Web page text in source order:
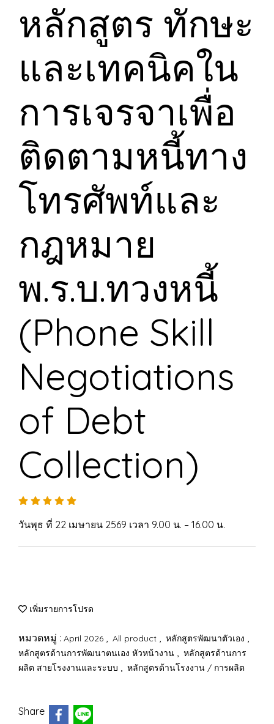
หลักสูตร ทักษะ
และเทคนิคใน
การเจรจาเพื่อ
ติดตามหนี้ทาง
โทรศัพท์และ
กฎหมาย
พ.ร.บ.ทวงหนี้
(Phone Skill
Negotiations
of Debt
Collection)
วันพุธ ที่ 22 เมษายน 2569 เวลา 9.00 น. – 16.00 น.
เพิ่มรายการโปรด
หมวดหมู่ : April 2026 , All product , หลักสูตรพัฒนาตัวเอง ,
หลักสูตรด้านการพัฒนาตนเอง หัวหน้างาน , หลักสูตรด้านการ
ผลิต สายโรงงานและระบบ , หลักสูตรด้านโรงงาน / การผลิต
Share